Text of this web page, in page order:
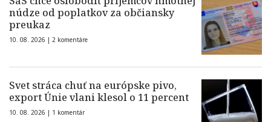
núdze od poplatkov za občiansky
preukaz
10. 08. 2026 | 2 komentáre
Svet stráca chuť na európske pivo,
export Únie vlani klesol o 11 percent
10. 08. 2026 | 1 komentár